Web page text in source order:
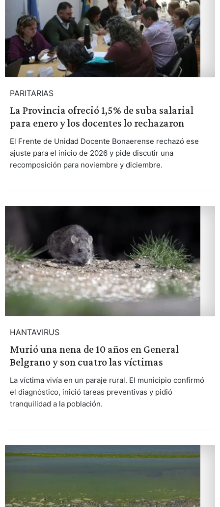
PARITARIAS
La Provincia ofreció 1,5% de suba salarial
para enero y los docentes lo rechazaron
El Frente de Unidad Docente Bonaerense rechazó ese
ajuste para el inicio de 2026 y pide discutir una
recomposición para noviembre y diciembre.
HANTAVIRUS
Murió una nena de 10 años en General
Belgrano y son cuatro las víctimas
La víctima vivía en un paraje rural. El municipio confirmó
el diagnóstico, inició tareas preventivas y pidió
tranquilidad a la población.